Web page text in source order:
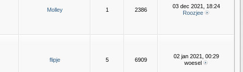
Molley 1 2386
03 dec 2021, 18:24
Roozjee
flipje 5 6909
02 jan 2021, 00:29
woesel